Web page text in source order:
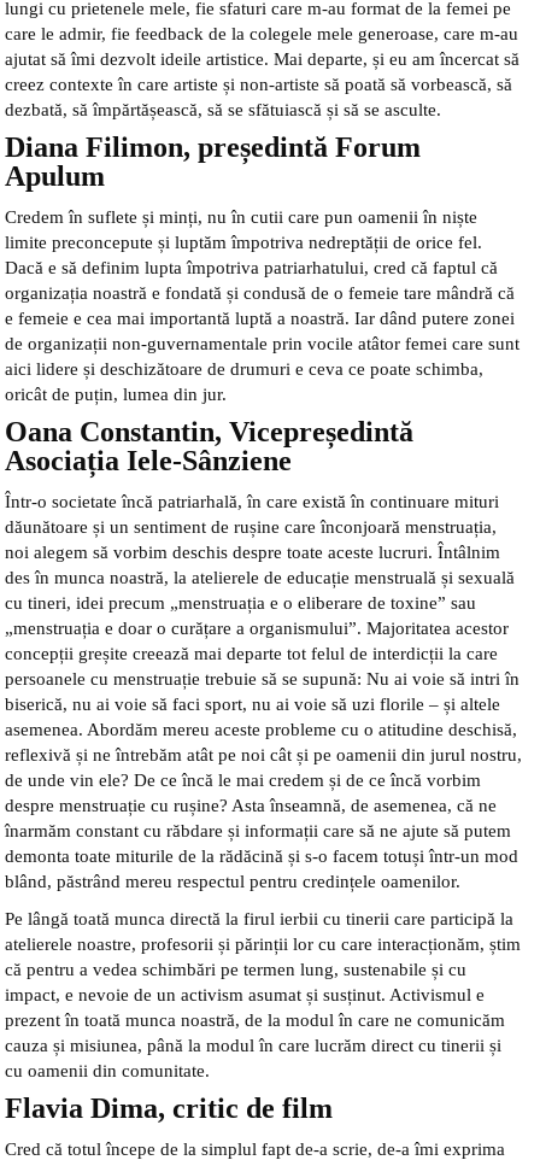
lungi cu prietenele mele, fie sfaturi care m-au format de la femei pe
care le admir, fie feedback de la colegele mele generoase, care m-au
ajutat să îmi dezvolt ideile artistice. Mai departe, și eu am încercat să
creez contexte în care artiste și non-artiste să poată să vorbească, să
dezbată, să împărtășească, să se sfătuiască și să se asculte.
Diana Filimon, președintă Forum
Apulum
Credem în suflete și minți, nu în cutii care pun oamenii în niște
limite preconcepute și luptăm împotriva nedreptății de orice fel.
Dacă e să definim lupta împotriva patriarhatului, cred că faptul că
organizația noastră e fondată și condusă de o femeie tare mândră că
e femeie e cea mai importantă luptă a noastră. Iar dând putere zonei
de organizații non-guvernamentale prin vocile atâtor femei care sunt
aici lidere și deschizătoare de drumuri e ceva ce poate schimba,
oricât de puțin, lumea din jur.
Oana Constantin, Vicepreședintă
Asociația Iele-Sânziene
Într-o societate încă patriarhală, în care există în continuare mituri
dăunătoare și un sentiment de rușine care înconjoară menstruația,
noi alegem să vorbim deschis despre toate aceste lucruri. Întâlnim
des în munca noastră, la atelierele de educație menstruală și sexuală
cu tineri, idei precum „menstruația e o eliberare de toxine” sau
„menstruația e doar o curățare a organismului”. Majoritatea acestor
concepții greșite creează mai departe tot felul de interdicții la care
persoanele cu menstruație trebuie să se supună: Nu ai voie să intri în
biserică, nu ai voie să faci sport, nu ai voie să uzi florile – și altele
asemenea. Abordăm mereu aceste probleme cu o atitudine deschisă,
reflexivă și ne întrebăm atât pe noi cât și pe oamenii din jurul nostru,
de unde vin ele? De ce încă le mai credem și de ce încă vorbim
despre menstruație cu rușine? Asta înseamnă, de asemenea, că ne
înarmăm constant cu răbdare și informații care să ne ajute să putem
demonta toate miturile de la rădăcină și s-o facem totuși într-un mod
blând, păstrând mereu respectul pentru credințele oamenilor.
Pe lângă toată munca directă la firul ierbii cu tinerii care participă la
atelierele noastre, profesorii și părinții lor cu care interacționăm, știm
că pentru a vedea schimbări pe termen lung, sustenabile și cu
impact, e nevoie de un activism asumat și susținut. Activismul e
prezent în toată munca noastră, de la modul în care ne comunicăm
cauza și misiunea, până la modul în care lucrăm direct cu tinerii și
cu oamenii din comunitate.
Flavia Dima, critic de film
Cred că totul începe de la simplul fapt de-a scrie, de-a îmi exprima